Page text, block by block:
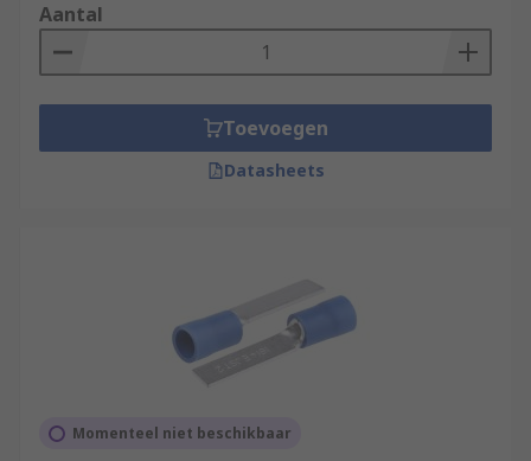
Aantal
Toevoegen
Datasheets
Momenteel niet beschikbaar